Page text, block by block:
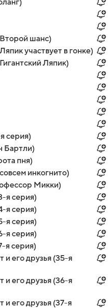
шанс)
участвует в гонке)
Ляпик)
серия)
Бартли)
пня)
инкогнито)
Микки)
я серия)
я серия)
я серия)
я серия)
я серия)
его друзья (35-я
его друзья (36-я
его друзья (37-я